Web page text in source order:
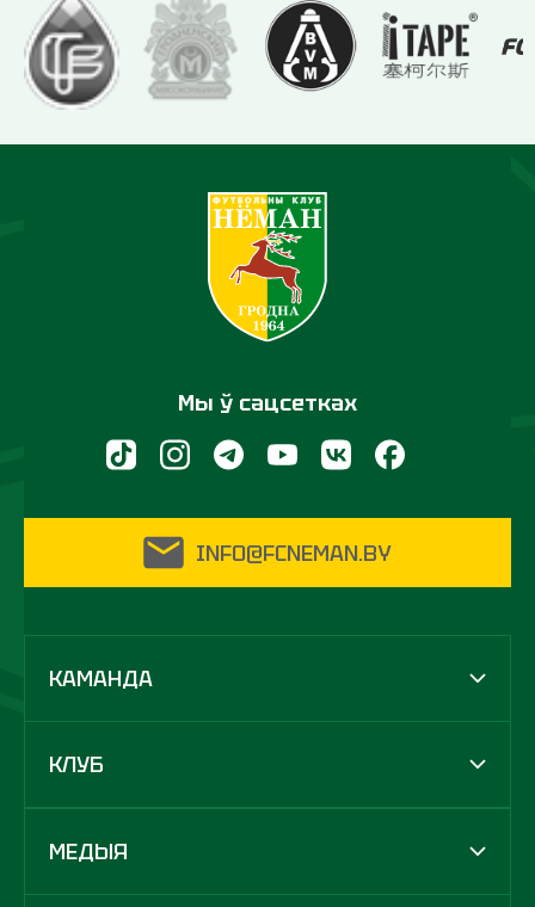
Мы ў сацсетках
INFO@FCNEMAN.BY
КАМАНДА
КЛУБ
МЕДЫЯ